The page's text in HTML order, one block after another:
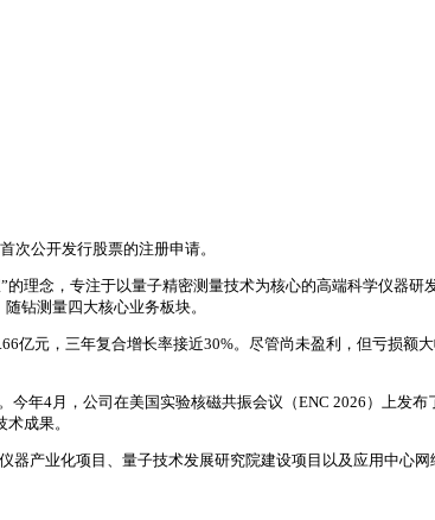
次公开发行股票的注册申请。
理念，专注于以量子精密测量技术为核心的高端科学仪器研
钻测量四大核心业务板块。
元，三年复合增长率接近30%。尽管尚未盈利，但亏损额
年4月，公司在美国实验核磁共振会议（ENC 2026）上发
成果。
产业化项目、量子技术发展研究院建设项目以及应用中心